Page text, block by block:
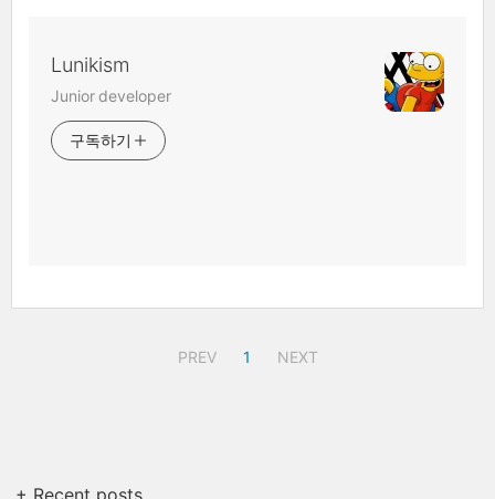
Lunikism
Junior developer
구독하기
PREV 1 NEXT
+ Recent posts